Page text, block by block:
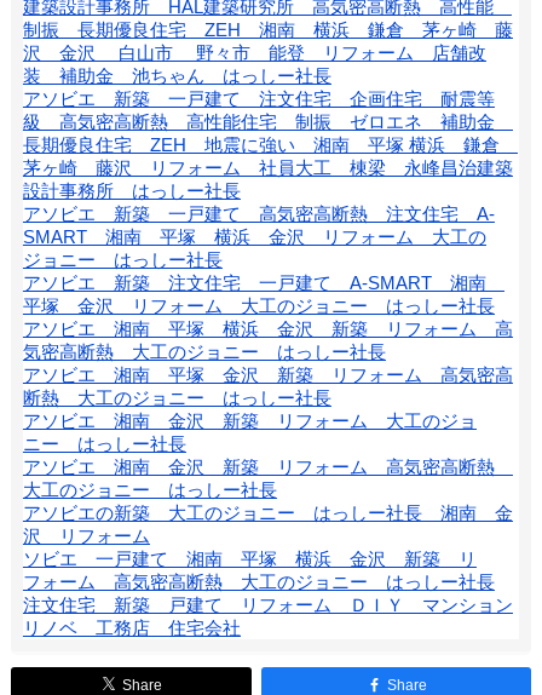
建築設計事務所 HAL建築研究所 高気密高断熱 高性能
制振 長期優良住宅 ZEH 湘南 横浜 鎌倉 茅ヶ崎 藤
沢 金沢 白山市 野々市 能登 リフォーム 店舗改
装 補助金 池ちゃん はっしー社長
アソビエ 新築 一戸建て 注文住宅 企画住宅 耐震等
級 高気密高断熱 高性能住宅 制振 ゼロエネ 補助金
長期優良住宅 ZEH 地震に強い 湘南 平塚 横浜 鎌倉
茅ヶ崎 藤沢 リフォーム 社員大工 棟梁 永峰昌治建築
設計事務所 はっしー社長
アソビエ 新築 一戸建て 高気密高断熱 注文住宅 A-
SMART 湘南 平塚 横浜 金沢 リフォーム 大工の
ジョニー はっしー社長
アソビエ 新築 注文住宅 一戸建て A-SMART 湘南
平塚 金沢 リフォーム 大工のジョニー はっしー社長
アソビエ 湘南 平塚 横浜 金沢 新築 リフォーム 高
気密高断熱 大工のジョニー はっしー社長
アソビエ 湘南 平塚 金沢 新築 リフォーム 高気密高
断熱 大工のジョニー はっしー社長
アソビエ 湘南 金沢 新築 リフォーム 大工のジョ
ニー はっしー社長
アソビエ 湘南 金沢 新築 リフォーム 高気密高断熱
大工のジョニー はっしー社長
アソビエの新築 大工のジョニー はっしー社長 湘南 金
沢 リフォーム
ソビエ 一戸建て 湘南 平塚 横浜 金沢 新築 リ
フォーム 高気密高断熱 大工のジョニー はっしー社長
注文住宅 新築 戸建て リフォーム ＤＩＹ マンション
リノベ 工務店 住宅会社
Share Share